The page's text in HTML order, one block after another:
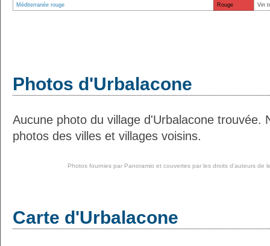
Méditerranée rouge Rouge Vin
Photos d'Urbalacone
Aucune photo du village d'Urbalacone trouvée.
photos des villes et villages voisins.
Photos fournies par Panoramio et couvertes par les droits d'auteurs de
Carte d'Urbalacone